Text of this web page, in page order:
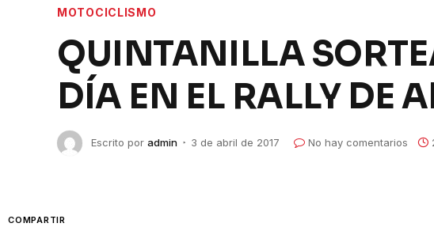
MOTOCICLISMO
QUINTANILLA
DÍA EN EL RALLY DE
Escrito por admin 3 de abril de 2017 No hay comentarios
COMPARTIR